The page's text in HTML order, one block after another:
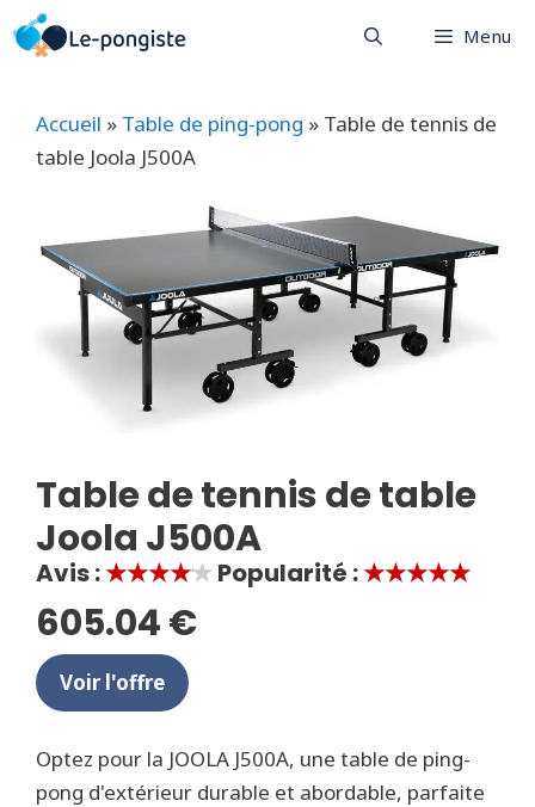
Aller
au
Menu
Accueil » Table de ping-pong » Table de tennis de
table Joola J500A
Table de tennis de table
Joola J500A
Avis :★★★★★Popularité :★★★★★
605.04 €
Voir l'offre
Optez pour la JOOLA J500A, une table de ping-
pong d'extérieur durable et abordable, parfaite